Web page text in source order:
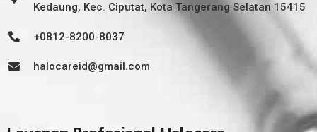
Kedaung, Kec. Ciputat, Kota Tangerang Selatan 15415
+0812-8200-8037
halocareid@gmail.com